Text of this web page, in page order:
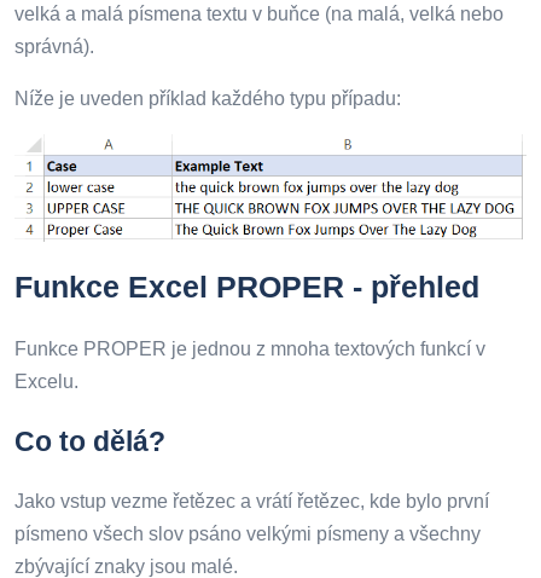
velká a malá písmena textu v buňce (na malá, velká nebo
správná).
Níže je uveden příklad každého typu případu:
Funkce Excel PROPER - přehled
Funkce PROPER je jednou z mnoha textových funkcí v
Excelu.
Co to dělá?
Jako vstup vezme řetězec a vrátí řetězec, kde bylo první
písmeno všech slov psáno velkými písmeny a všechny
zbývající znaky jsou malé.